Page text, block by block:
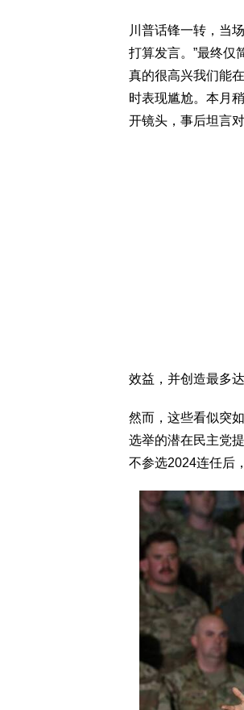
川普话锋一转，当
打算发言。”最终仅
真的很高兴我们能
时表现尴尬。本月
开镜头，事后坦言
效益，并创造最多
然而，这些看似突
选举的潜在民主党
不参选2024连任后